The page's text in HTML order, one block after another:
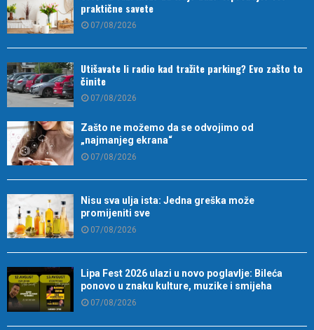
praktične savete
07/08/2026
Utišavate li radio kad tražite parking? Evo zašto to
činite
07/08/2026
Zašto ne možemo da se odvojimo od
„najmanjeg ekrana“
07/08/2026
Nisu sva ulja ista: Jedna greška može
promijeniti sve
07/08/2026
Lipa Fest 2026 ulazi u novo poglavlje: Bileća
ponovo u znaku kulture, muzike i smijeha
07/08/2026